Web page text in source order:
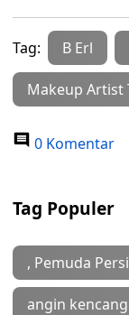
Tag: B Erl
Makeup Artist
0 Komentar
Tag Populer
, Pemuda
angin kencang